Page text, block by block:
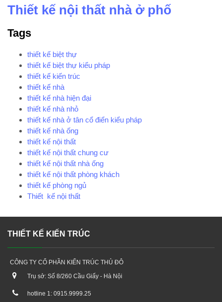
Thiết kế nội thất nhà ở phố
Tags
thiết kế biệt thự
thiết kế biệt thự kiểu pháp
thiết kế kiến trúc
thiết kế nhà
thiết kế nhà hiện đại
thiết kế nhà nhỏ
thiết kế nhà ở tân cổ điển kiểu pháp
thiết kế nhà ống
thiết kế nội thất
thiết kế nội thất chung cư
thiết kế nội thất nhà ống
thiết kế nội thất phòng khách
thiết kế phòng ngủ
Thiết kế nội thất
THIẾT KẾ KIẾN TRÚC
CÔNG TY CỔ PHẦN KIẾN TRÚC THỦ ĐÔ
Trụ sở: Số 8/260 Cầu Giấy - Hà Nội
hotline 1: 0915.9999.25